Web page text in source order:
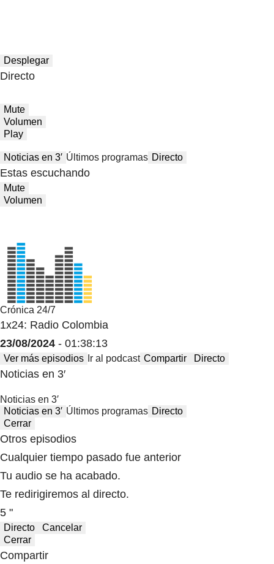
Desplegar
Directo
Mute
Volumen
Play
Noticias en 3′ Últimos programas Directo
Estas escuchando
Mute
Volumen
Crónica 24/7
1x24: Radio Colombia
23/08/2024 - 01:38:13
Ver más episodios Ir al podcast Compartir Directo
Noticias en 3′
Noticias en 3′
Noticias en 3′ Últimos programas Directo
Cerrar
Otros episodios
Cualquier tiempo pasado fue anterior
Tu audio se ha acabado.
Te redirigiremos al directo.
5 "
Directo
Cancelar
Cerrar
Compartir